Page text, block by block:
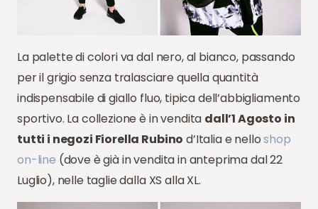
La palette di colori va dal nero, al bianco, passando
per il grigio senza tralasciare quella quantità
indispensabile di giallo fluo, tipica dell’abbigliamento
sportivo. La collezione è in vendita dall’1 Agosto in
tutti i negozi Fiorella Rubino d’Italia e nelloshop
on-line (dove è già in vendita in anteprima dal 22
Luglio), nelle taglie dalla XS alla XL.